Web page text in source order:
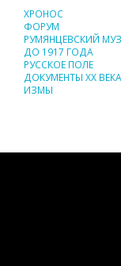
ХРОНОС
ФОРУМ
РУМЯНЦЕВСКИЙ
ДО 1917 ГОДА
РУССКОЕ ПОЛЕ
ДОКУМЕНТЫ XX ВЕКА
ИЗМЫ